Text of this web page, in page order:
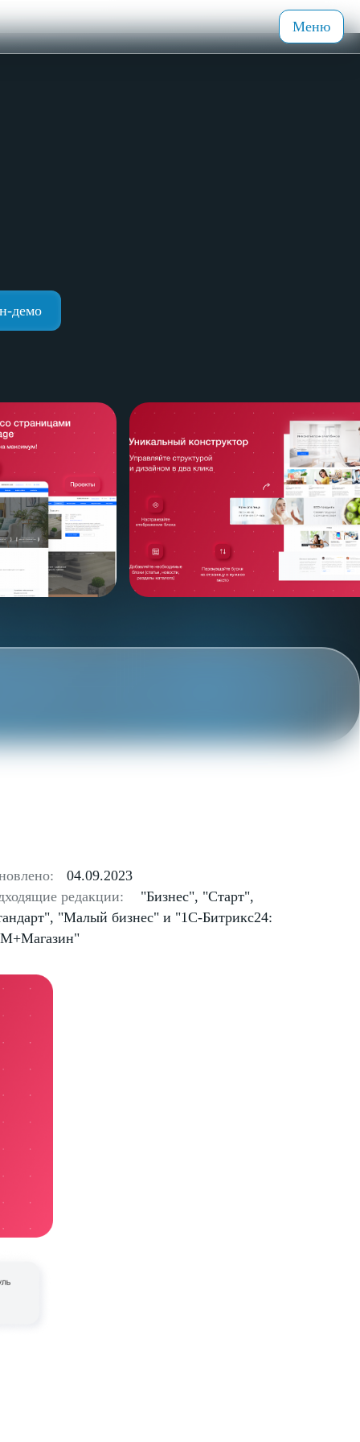
Меню
демо
04.09.2023
редакции:
"Бизнес", "Старт",
"Малый бизнес" и "1С-Битрикс24: